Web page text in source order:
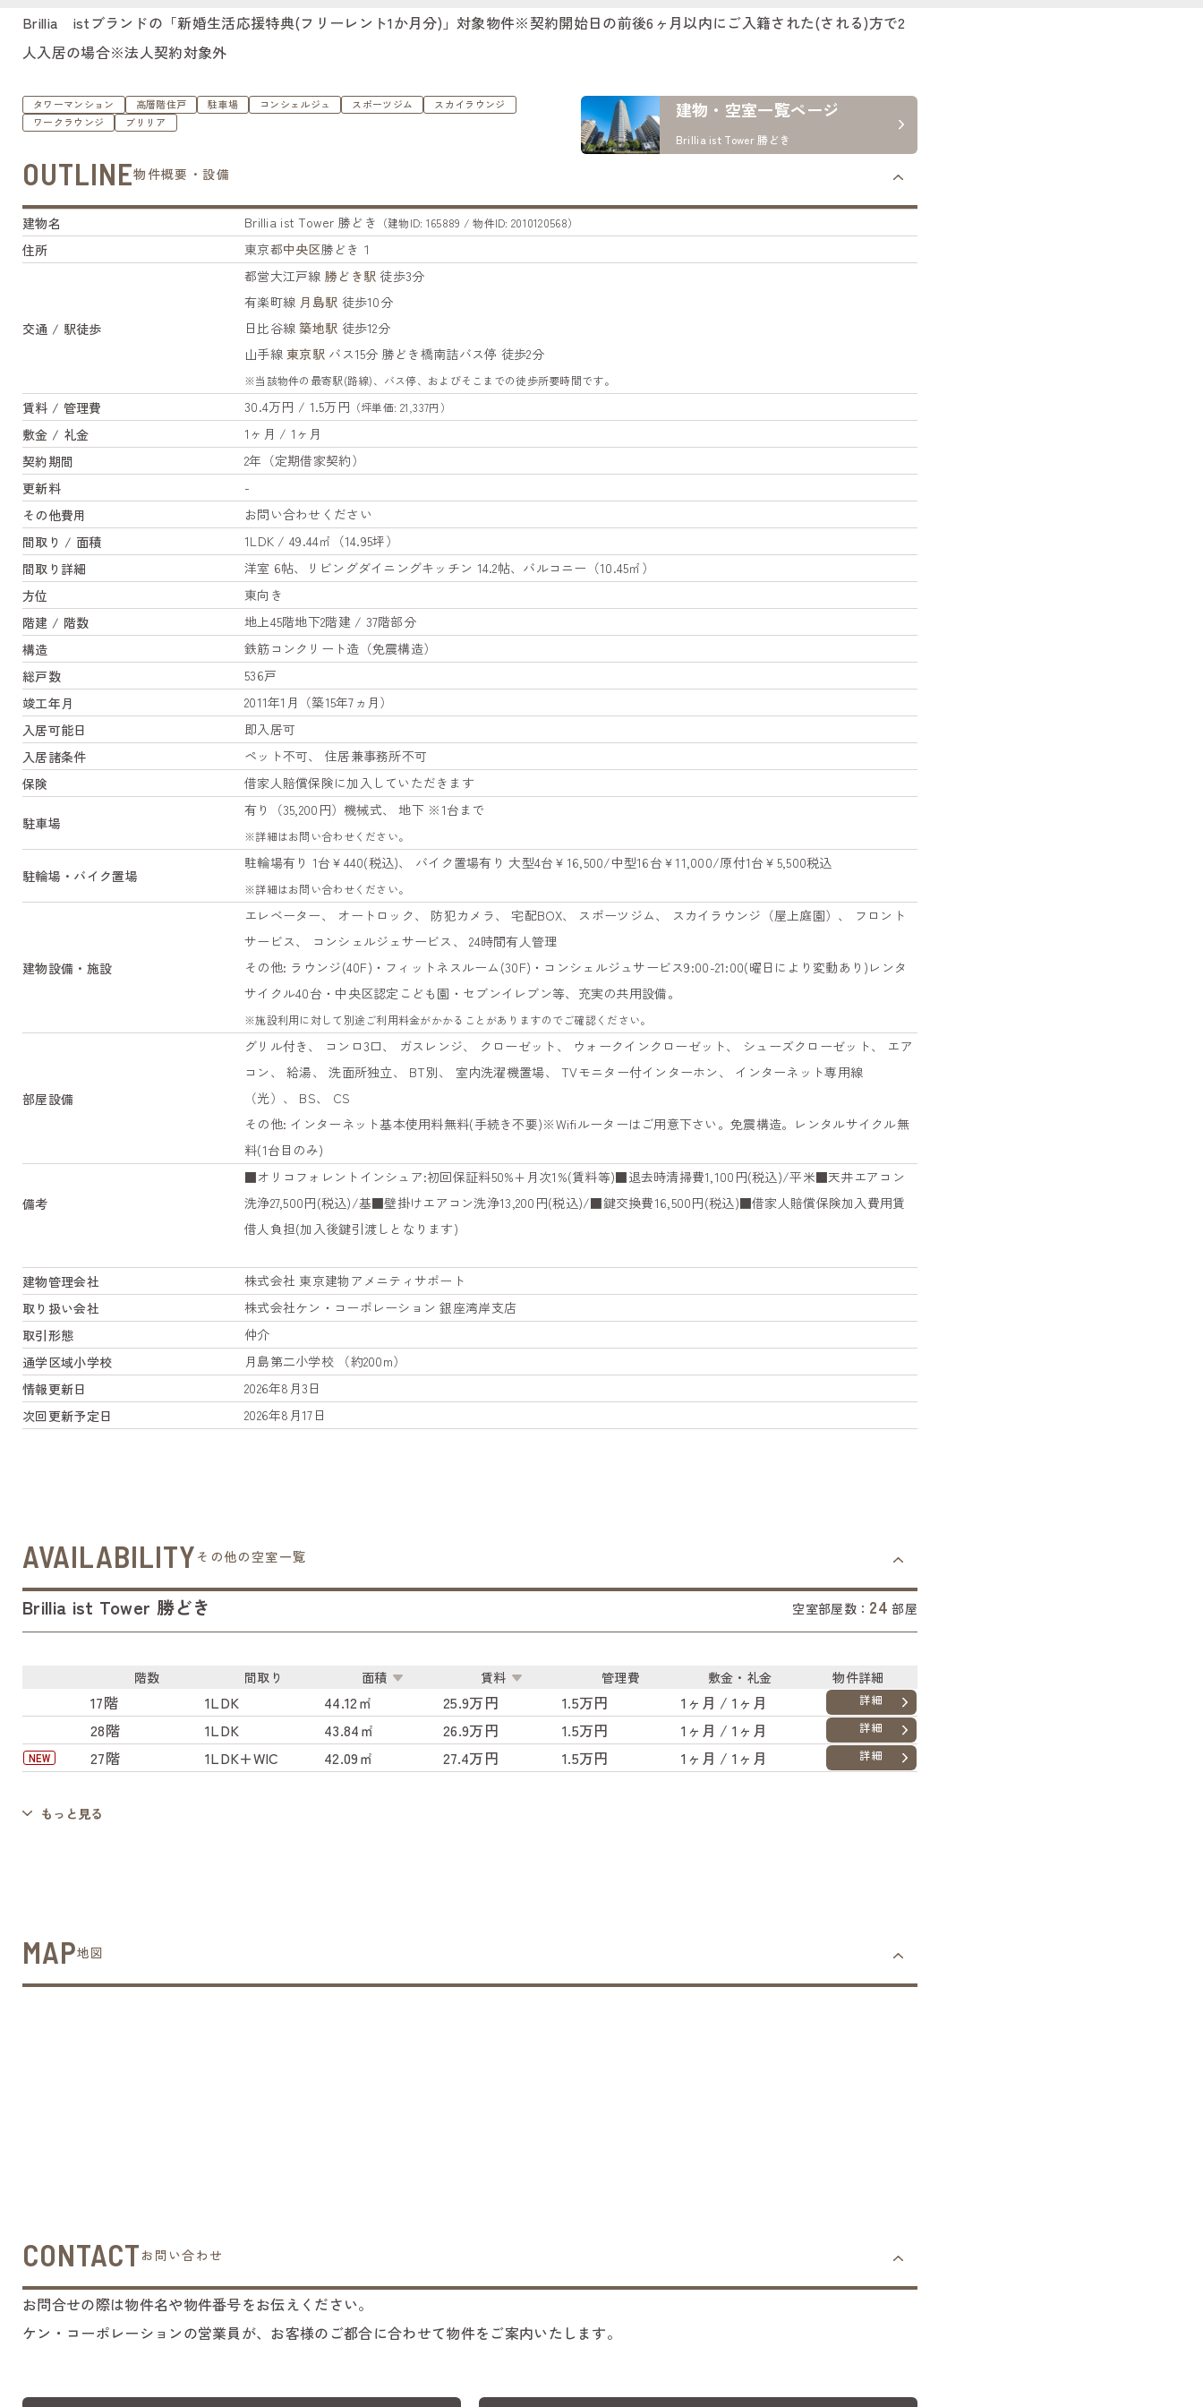
Brillia istブランドの「新婚生活応援特典(フリーレント1か月分)」対象物件※契約開始日の前後6ヶ月以内にご入籍された(される)方で2
人入居の場合※法人契約対象外
タワーマンション 高層階住戸 駐車場 コンシェルジュ スポーツジム
スカイラウンジ
ワークラウンジ
ブリリア
建物・空室一覧ページ
Brillia ist Tower 勝どき
OUTLINE物件概要・設備
建物名 Brillia ist Tower 勝どき （建物ID: 165889 / 物件ID: 2010120568）
住所 東京都中央区勝どき１
交通 / 駅徒歩
都営大江戸線 勝どき駅 徒歩3分
有楽町線 月島駅 徒歩10分
日比谷線築地駅 徒歩12分
山手線東京駅バス15分 勝どき橋南詰バス停 徒歩2分
※当該物件の最寄駅(路線)、バス停、およびそこまでの徒歩所要時間です。
賃料 / 管理費 30.4万円 / 1.5万円 （坪単価: 21,337円）
敷金 / 礼金
1ヶ月 / 1ヶ月
契約期間
2年（定期借家契約）
更新料
-
その他費用
お問い合わせください
間取り / 面積
1LDK / 49.44㎡（14.95坪）
間取り詳細
洋室 6帖、リビングダイニングキッチン 14.2帖、バルコニー（10.45㎡）
方位
東向き
階建 / 階数
地上45階地下2階建 / 37階部分
構造
鉄筋コンクリート造（免震構造）
総戸数
536戸
竣工年月
2011年1月（築15年7ヵ月）
入居可能日
即入居可
入居諸条件
ペット不可、 住居兼事務所不可
保険
借家人賠償保険に加入していただきます
駐車場
有り（35,200円）機械式、 地下 ※1台まで
※詳細はお問い合わせください。
駐輪場・バイク置場
駐輪場有り 1台￥440(税込)、 バイク置場有り 大型4台￥16,500/中型16台￥11,000/原付1台￥5,500税込
※詳細はお問い合わせください。
建物設備・施設
エレベーター、 オートロック、 防犯カメラ、 宅配BOX、 スポーツジム、 スカイラウンジ（屋上庭園）、 フロント
サービス、 コンシェルジェサービス、 24時間有人管理
その他: ラウンジ(40F)・フィットネスルーム(30F)・コンシェルジュサービス9:00-21:00(曜日により変動あり)レンタ
サイクル40台・中央区認定こども園・セブンイレブン等、充実の共用設備。
※施設利用に対して別途ご利用料金がかかることがありますのでご確認ください。
部屋設備
グリル付き、 コンロ3口、 ガスレンジ、 クローゼット、 ウォークインクローゼット、 シューズクローゼット、 エア
コン、 給湯、 洗面所独立、 BT別、 室内洗濯機置場、 TVモニター付インターホン、 インターネット専用線
（光）、 BS、 CS
その他: インターネット基本使用料無料(手続き不要)※Wifiルーターはご用意下さい。免震構造。レンタルサイクル無
料(1台目のみ)
備考
■オリコフォレントインシュア:初回保証料50%+月次1%(賃料等)■退去時清掃費1,100円(税込)/平米■天井エアコン
洗浄27,500円(税込)/基■壁掛けエアコン洗浄13,200円(税込)/■鍵交換費16,500円(税込)■借家人賠償保険加入費用賃
借人負担(加入後鍵引渡しとなります)
建物管理会社
株式会社 東京建物アメニティサポート
取り扱い会社
株式会社ケン・コーポレーション 銀座湾岸支店
取引形態
仲介
通学区域小学校
月島第二小学校 （約200m）
情報更新日
2026年8月3日
次回更新予定日
2026年8月17日
AVAILABILITY その他の空室一覧
Brillia ist Tower 勝どき 空室部屋数： 24 部屋
階数 間取り 面積 賃料 管理費 敷金・礼金 物件詳細
17階 1LDK 44.12㎡ 25.9万円 1.5万円 1ヶ月 / 1ヶ月 詳細
28階 1LDK 43.84㎡ 26.9万円 1.5万円 1ヶ月 / 1ヶ月 詳細
NEW 27階 1LDK+WIC 42.09㎡ 27.4万円 1.5万円 1ヶ月 / 1ヶ月 詳細
もっと見る
MAP地図
CONTACT お問い合わせ
お問合せの際は物件名や物件番号をお伝えください。
ケン・コーポレーションの営業員が、お客様のご都合に合わせて物件をご案内いたします。